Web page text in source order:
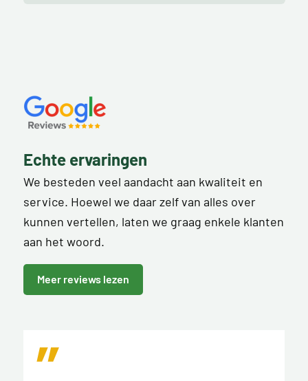
Echte ervaringen
We besteden veel aandacht aan kwaliteit en
service. Hoewel we daar zelf van alles over
kunnen vertellen, laten we graag enkele klanten
aan het woord.
Meer reviews lezen